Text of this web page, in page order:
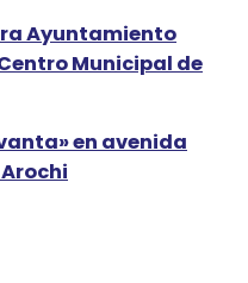
Ayuntamiento
Municipal de
en avenida